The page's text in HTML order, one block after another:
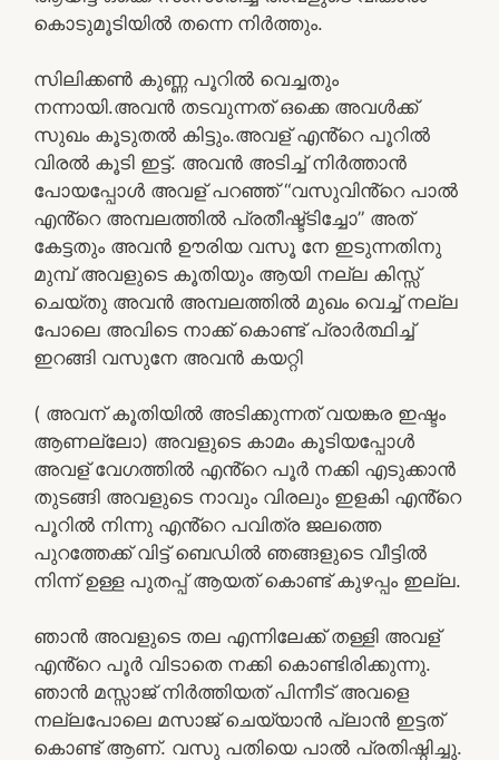
കൊടുമൂടിയിൽ തന്നെ നിർത്തും.
സിലിക്കൺ കുണ്ണ പൂറിൽ വെച്ചതും
നന്നായി.അവൻ തടവുന്നത് ഒക്കെ അവൾക്ക്
സുഖം കൂടുതൽ കിട്ടും.അവള് എൻ്റെ പൂറിൽ
വിരൽ കൂടി ഇട്ട്. അവൻ അടിച്ച് നിർത്താൻ
പോയപ്പോൾ അവള് പറഞ്ഞ് “വസുവിൻ്റെ പാൽ
എൻ്റെ അമ്പലത്തിൽ പ്രതീഷ്ട്ടിച്ചോ” അത്
കേട്ടതും അവൻ ഊരിയ വസൂ നേ ഇടുന്നതിനു
മുമ്പ് അവളുടെ കൂതിയും ആയി നല്ല കിസ്സ്
ചെയ്തു അവൻ അമ്പലത്തിൽ മുഖം വെച്ച് നല്ല
പോലെ അവിടെ നാക്ക് കൊണ്ട് പ്രാർത്ഥിച്ച്
ഇറങ്ങി വസുനേ അവൻ കയറ്റി
( അവന് കൂതിയിൽ അടിക്കുന്നത് വയങ്കര ഇഷ്ടം
ആണല്ലോ) അവളുടെ കാമം കൂടിയപ്പോൾ
അവള് വേഗത്തിൽ എൻ്റെ പൂർ നക്കി എടുക്കാൻ
തുടങ്ങി അവളുടെ നാവും വിരലും ഇളകി എൻ്റെ
പൂറിൽ നിന്നു എൻ്റെ പവിത്ര ജലത്തെ
പുറത്തേക്ക് വിട്ട് ബെഡിൽ ഞങ്ങളുടെ വീട്ടിൽ
നിന്ന് ഉള്ള പുതപ്പ് ആയത് കൊണ്ട് കുഴപ്പം ഇല്ല.
ഞാൻ അവളുടെ തല എന്നിലേക്ക് തള്ളി അവള്
എൻ്റെ പൂർ വിടാതെ നക്കി കൊണ്ടിരിക്കുന്നു.
ഞാൻ മസ്സാജ് നിർത്തിയത് പിന്നീട് അവളെ
നല്ലപോലെ മസാജ് ചെയ്യാൻ പ്ലാൻ ഇട്ടത്
കൊണ്ട് ആണ്. വസു പതിയെ പാൽ പ്രതിഷ്ഠിച്ചു.